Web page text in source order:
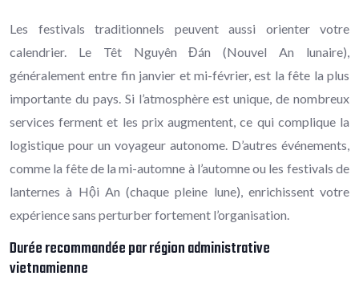
Les festivals traditionnels peuvent aussi orienter votre
calendrier. Le Têt Nguyên Đán (Nouvel An lunaire),
généralement entre fin janvier et mi-février, est la fête la plus
importante du pays. Si l’atmosphère est unique, de nombreux
services ferment et les prix augmentent, ce qui complique la
logistique pour un voyageur autonome. D’autres événements,
comme la fête de la mi-automne à l’automne ou les festivals de
lanternes à Hội An (chaque pleine lune), enrichissent votre
expérience sans perturber fortement l’organisation.
Durée recommandée par région administrative
vietnamienne